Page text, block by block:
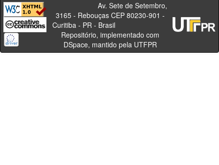
Av. Sete de Setembro,
3165 - Rebouças CEP 80230-901 -
Curitiba - PR - Brasil
Repositório, implementado com
DSpace, mantido pela UTFPR